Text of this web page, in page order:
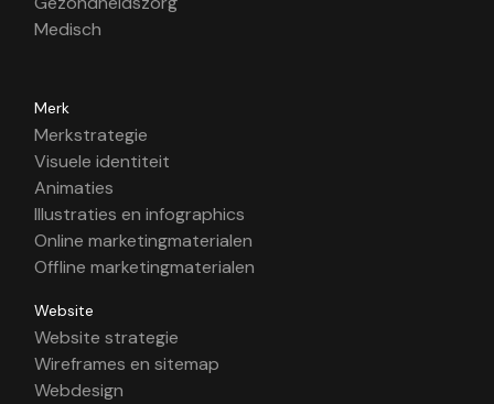
Medisch
Merk
Merkstrategie
Visuele identiteit
Animaties
Illustraties en infographics
Online marketingmaterialen
Offline marketingmaterialen
Website
Website strategie
Wireframes en sitemap
Webdesign